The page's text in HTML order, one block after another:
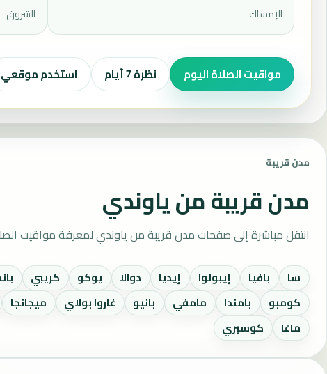
الإمساك الشروق
مواقيت الصلاة اليوم نظرة 7 أيام استخدم موقعي
مدن قريبة
مدن قريبة من ياوندي
انتقل مباشرة إلى صفحات مدن قريبة من ياوندي لمعرفة مواقيت
سا بافيا إيبولوا إيديا دوالا يوكو كريبي
كومبو
بامندا مامفي بانيو غاروا بولاي ميجانجا
ماغا
كوسيري